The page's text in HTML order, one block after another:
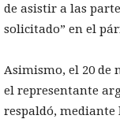
de asistir a las
solicitado” en el
Asimismo, el 20 de
el representante
respaldó, mediante